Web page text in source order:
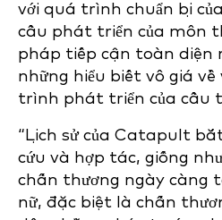
với quá trình chuẩn bị
cầu phát triển của môn
pháp tiếp cận toàn diện
những hiểu biết vô giá
trình phát triển của cầu
“Lịch sử của Catapult
cứu và hợp tác, giống
chấn thương ngày càng
nữ, đặc biệt là chấn